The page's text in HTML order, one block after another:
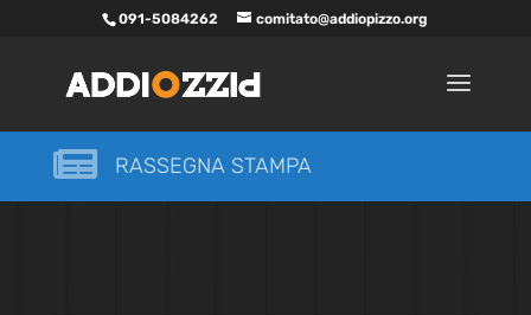
091-5084262 comitato@addiopizzo.org
 RASSEGNA STAMPA